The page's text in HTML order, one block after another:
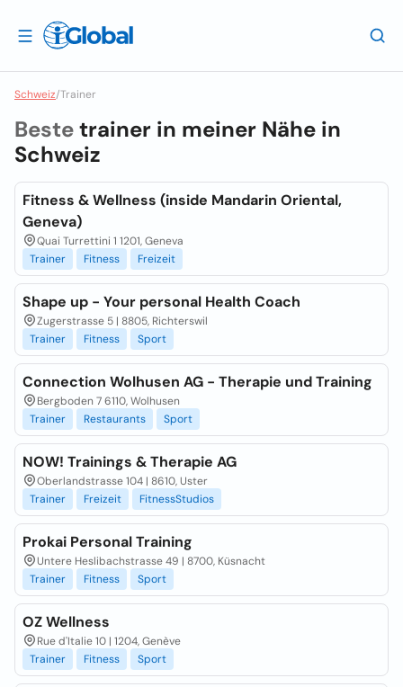
Schweiz/Trainer
Bestetrainer in meiner Nähe in
Schweiz
Fitness & Wellness (inside Mandarin Oriental,
Geneva)
Quai Turrettini 1 1201, Geneva
Trainer
Fitness Freizeit
Shape up - Your personal Health Coach
Zugerstrasse 5 | 8805, Richterswil
Trainer
Fitness Sport
Connection Wolhusen AG - Therapie und Training
Bergboden 7 6110, Wolhusen
Trainer
Restaurants Sport
NOW! Trainings & Therapie AG
Oberlandstrasse 104 | 8610, Uster
Trainer
Freizeit FitnessStudios
Prokai Personal Training
Untere Heslibachstrasse 49 | 8700, Küsnacht
Trainer
Fitness Sport
OZ Wellness
Rue d'Italie 10 | 1204, Genève
Trainer
Fitness Sport